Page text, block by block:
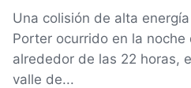
Una colisión de alta
Porter ocurrido en la noche
alrededor de las 22 horas,
valle de...